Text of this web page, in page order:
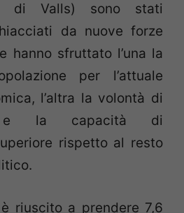
di Valls) sono stati
da nuove forze
hanno sfruttato l’una la
per l’attuale
l’altra la volontà di
e la capacità di
rispetto al resto
riuscito a prendere 7,6